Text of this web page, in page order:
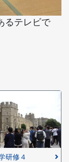
るテレビで
研修４